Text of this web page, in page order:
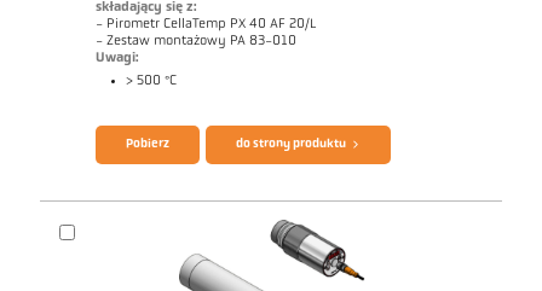
składający się z:
- Pirometr CellaTemp PX 40 AF 20/L
- Zestaw montażowy PA 83-010
Uwagi:
> 500 °C
Pobierz do strony produktu